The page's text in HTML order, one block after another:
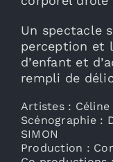
Un spectacle
perception et
d’enfant et
rempli de
Artistes : Céline
Scénographie :
SIMON
Production :